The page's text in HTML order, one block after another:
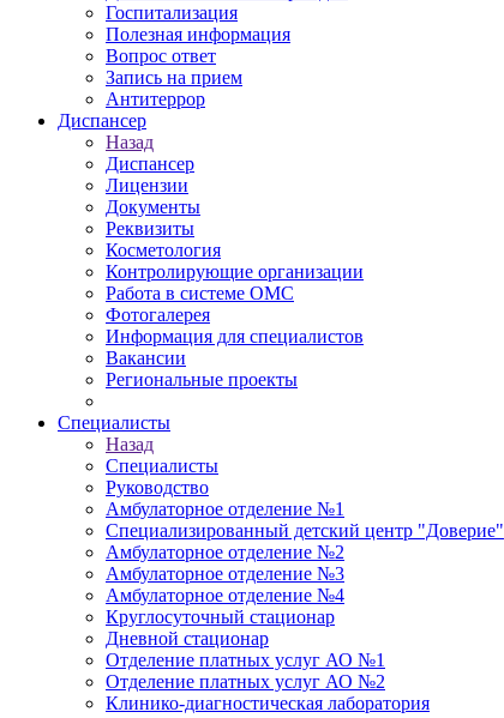
Госпитализация
Полезная информация
Вопрос ответ
Запись на прием
Антитеррор
Диспансер
Назад
Диспансер
Лицензии
Документы
Реквизиты
Косметология
Контролирующие организации
Работа в системе ОМС
Фотогалерея
Информация для специалистов
Вакансии
Региональные проекты
Специалисты
Назад
Специалисты
Руководство
Амбулаторное отделение №1
Специализированный детский центр "Доверие"
Амбулаторное отделение №2
Амбулаторное отделение №3
Амбулаторное отделение №4
Круглосуточный стационар
Дневной стационар
Отделение платных услуг АО №1
Отделение платных услуг АО №2
Клинико-диагностическая лаборатория